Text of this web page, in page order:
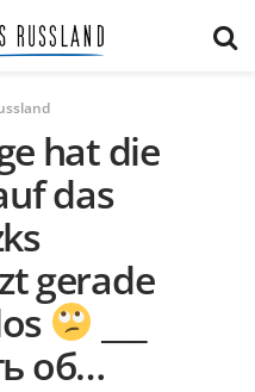
hat die
das
gerade
об…